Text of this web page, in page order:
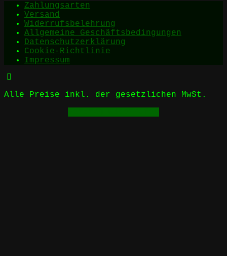
Zahlungsarten
Versand
Widerrufsbelehrung
Allgemeine Geschäftsbedingungen
Datenschutzerklärung
Cookie-Richtlinie
Impressum
Alle Preise inkl. der gesetzlichen MwSt.